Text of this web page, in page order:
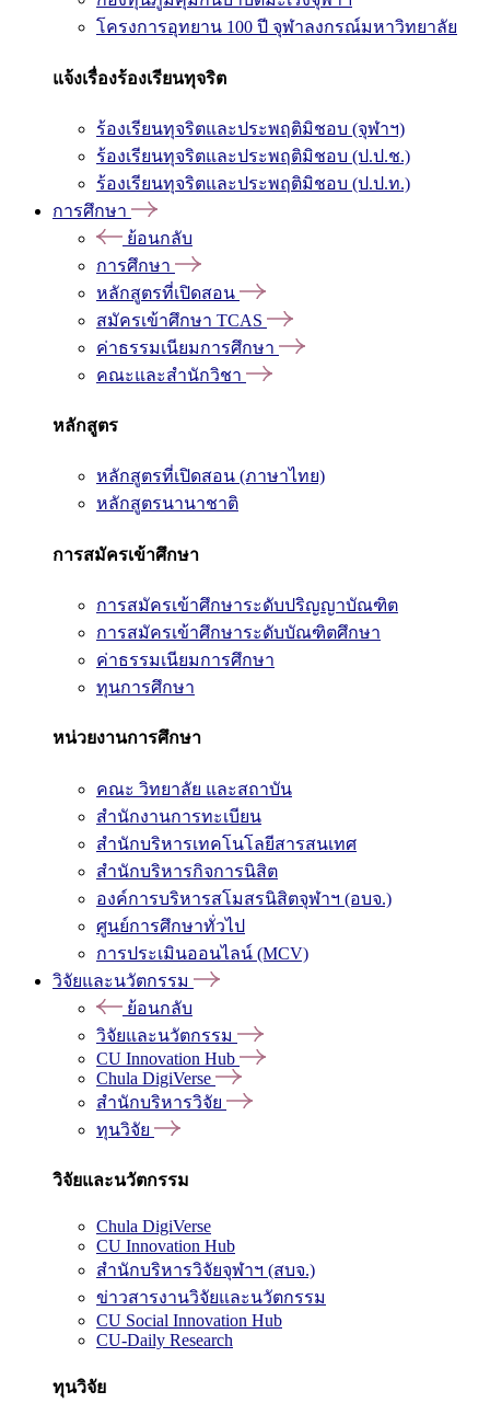
โครงการอุทยาน 100 ปี จุฬาลงกรณ์มหาวิทยาลัย
แจ้งเรื่องร้องเรียนทุจริต
ร้องเรียนทุจริตและประพฤติมิชอบ (จุฬาฯ)
ร้องเรียนทุจริตและประพฤติมิชอบ (ป.ป.ช.)
ร้องเรียนทุจริตและประพฤติมิชอบ (ป.ป.ท.)
การศึกษา
ย้อนกลับ
การศึกษา
หลักสูตรที่เปิดสอน
สมัครเข้าศึกษา TCAS
ค่าธรรมเนียมการศึกษา
คณะและสำนักวิชา
หลักสูตร
หลักสูตรที่เปิดสอน (ภาษาไทย)
หลักสูตรนานาชาติ
การสมัครเข้าศึกษา
การสมัครเข้าศึกษาระดับปริญญาบัณฑิต
การสมัครเข้าศึกษาระดับบัณฑิตศึกษา
ค่าธรรมเนียมการศึกษา
ทุนการศึกษา
หน่วยงานการศึกษา
คณะ วิทยาลัย และสถาบัน
สำนักงานการทะเบียน
สำนักบริหารเทคโนโลยีสารสนเทศ
สำนักบริหารกิจการนิสิต
องค์การบริหารสโมสรนิสิตจุฬาฯ (อบจ.)
ศูนย์การศึกษาทั่วไป
การประเมินออนไลน์ (MCV)
วิจัยและนวัตกรรม
ย้อนกลับ
วิจัยและนวัตกรรม
CU Innovation Hub
Chula DigiVerse
สำนักบริหารวิจัย
ทุนวิจัย
วิจัยและนวัตกรรม
Chula DigiVerse
CU Innovation Hub
สำนักบริหารวิจัยจุฬาฯ (สบจ.)
ข่าวสารงานวิจัยและนวัตกรรม
CU Social Innovation Hub
CU-Daily Research
ทุนวิจัย